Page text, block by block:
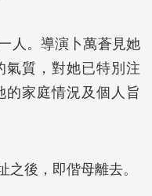
人。導演卜萬蒼見她
氣質，對她已特別注
家庭情況及個人旨
後，即偕母離去。